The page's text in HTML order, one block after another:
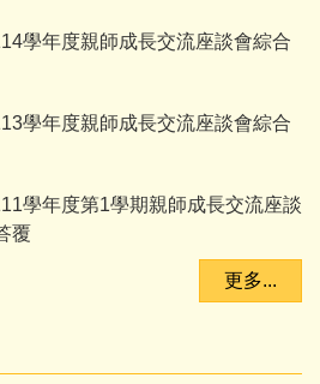
學年度親師成長交流座談會綜合
學年度親師成長交流座談會綜合
學年度第1學期親師成長交流座談
覆
更多...